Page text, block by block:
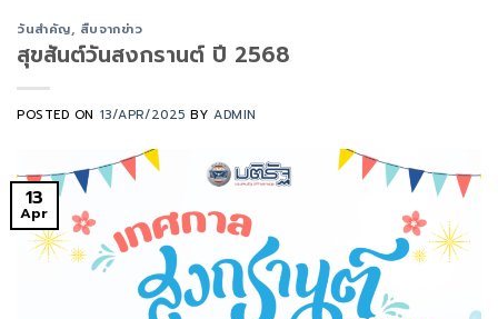
วันสำคัญ, สืบจากข่าว
สุขสันต์วันสงกรานต์ ปี 2568
POSTED ON 13/APR/2025 BYADMIN
13
Apr